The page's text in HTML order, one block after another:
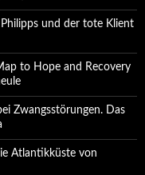
und der tote Klient
to Hope and Recovery
Zwangsstörungen. Das
Atlantikküste von